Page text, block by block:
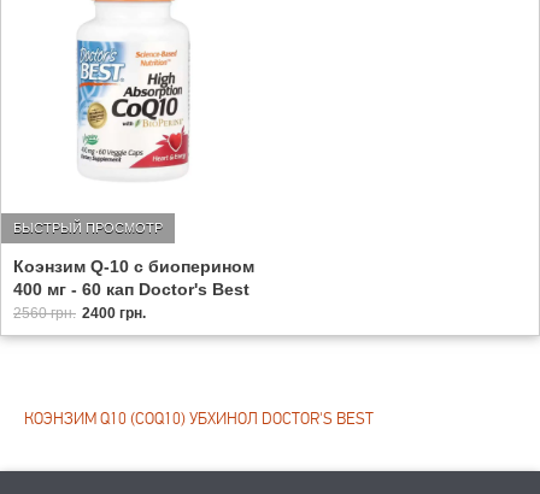
Коэнзим Q-10 с биоперином
400 мг - 60 кап Doctor's Best
БЫСТРЫЙ ПРОСМОТР
2560 грн. 2400 грн.
КОЭНЗИМ Q10 (COQ10) УБХИНОЛ DOCTOR'S BEST